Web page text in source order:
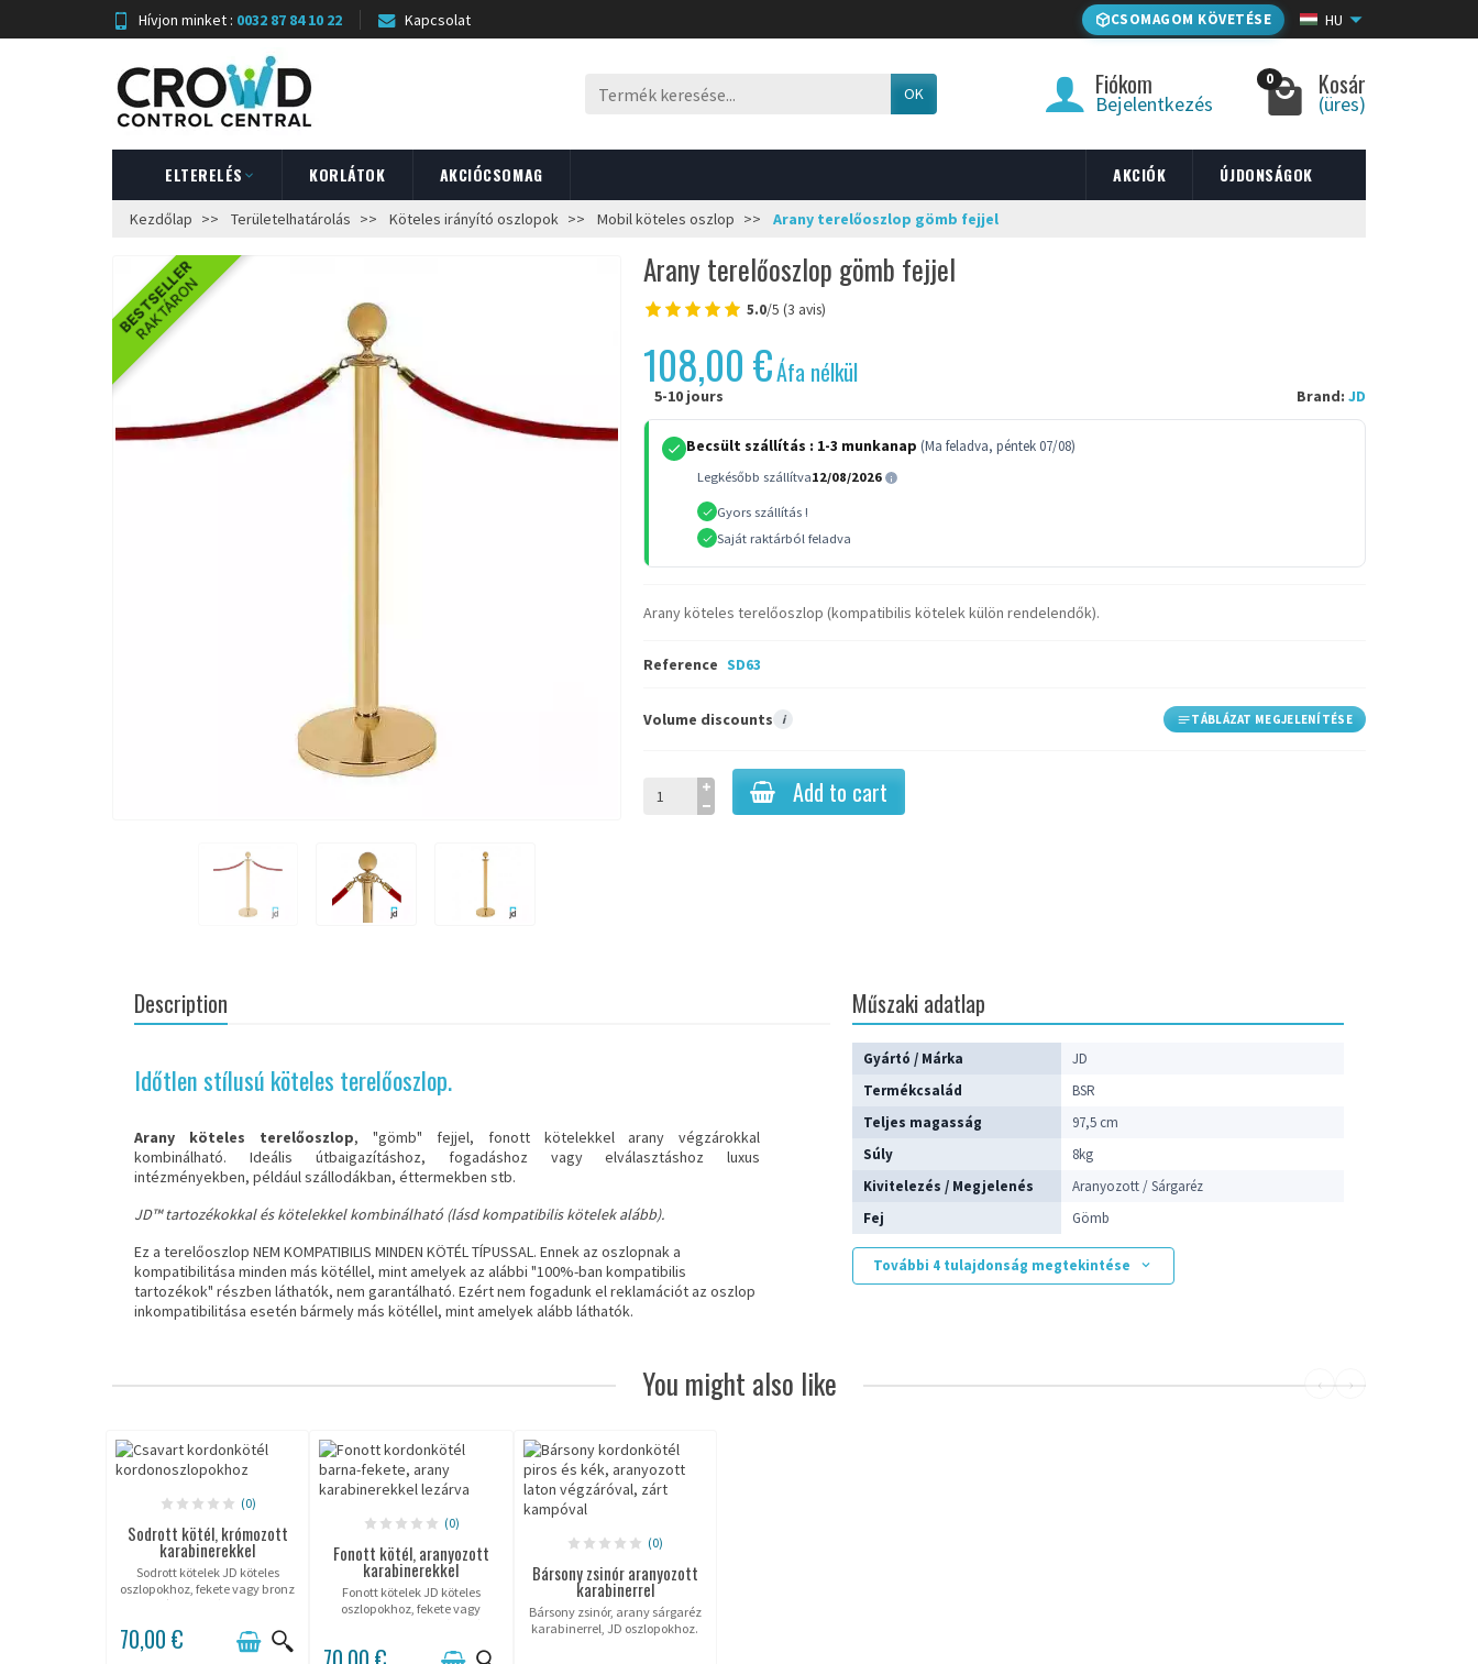
Hívjon minket : 0032 87 84 10 22 Kapcsolat CSOMAGOM KÖVETÉSE HU
OK Fiókom
Bejelentkezés
0 Kosár
(üres)
ELTERELÉS KORLÁTOK AKCIÓCSOMAG AKCIÓK ÚJDONSÁGOK
Kezdőlap Területelhatárolás Köteles irányító oszlopok Mobil köteles oszlop Arany terelőoszlop gömb fejjel
BESTSELLER
RAKTÁRON
Arany terelőoszlop gömb fejjel
5.0/5 (3 avis)
Brand: JD
108,00 €Áfa nélkül
5-10 jours
Becsült szállítás : 1-3 munkanap (Ma feladva, péntek 07/08)
Legkésőbb szállítva12/08/2026
Gyors szállítás !
Saját raktárból feladva
Arany köteles terelőoszlop (kompatibilis kötelek külön rendelendők).
Reference SD63
Volume discounts i TÁBLÁZAT MEGJELENÍTÉSE
Add to cart
Description
Időtlen stílusú köteles terelőoszlop.
Arany köteles terelőoszlop, "gömb" fejjel, fonott kötelekkelarany végzárokkal
kombinálható. Ideális útbaigazításhoz, fogadáshoz vagy elválasztáshoz luxus
intézményekben, például szállodákban, éttermekben stb.
JD™ tartozékokkal és kötelekkel kombinálható (lásd kompatibilis kötelek alább).
Ez a terelőoszlop NEM KOMPATIBILIS MINDEN KÖTÉL TÍPUSSAL. Ennek az oszlopnak a
kompatibilitása minden más kötéllel, mint amelyek az alábbi "100%-ban kompatibilis
tartozékok" részben láthatók, nem garantálható. Ezért nem fogadunk el reklamációt az oszlop
inkompatibilitása esetén bármely más kötéllel, mint amelyek alább láthatók.
Műszaki adatlap
Gyártó / Márka
JD
Termékcsalád
BSR
Teljes magasság
97,5 cm
Súly
8kg
Kivitelezés / Megjelenés
Aranyozott / Sárgaréz
Fej
Gömb
További 4 tulajdonság megtekintése
You might also like ‹ ›
(0)
Sodrott kötél, krómozott
karabinerekkel
Sodrott kötelek JD köteles
oszlopokhoz, fekete vagy bronz
színben, krómozott
70,00 €
(0)
Fonott kötél, aranyozott
karabinerekkel
Fonott kötelek JD köteles
oszlopokhoz, fekete vagy
bronz, aranyozott sárgaréz
(0)
Bársony zsinór aranyozott
karabinerrel
Bársony zsinór, arany sárgaréz
karabinerrel, JD oszlopokhoz.